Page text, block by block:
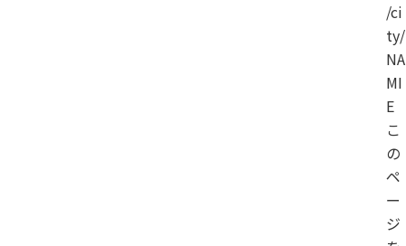
/ci
ty/
NA
MI
E
こ
の
ペ
ー
ジ